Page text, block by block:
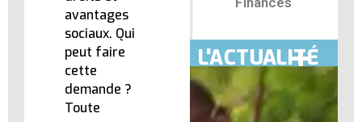
avantages
sociaux. Qui
peut faire
cette
demande ?
Toute
L'ACTUALITÉ